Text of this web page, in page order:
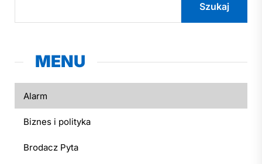
Szukaj
MENU
Alarm
Biznes i polityka
Brodacz Pyta